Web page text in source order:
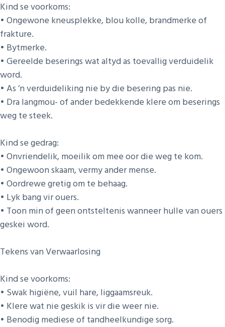
Kind se voorkoms:
• Ongewone kneusplekke, blou kolle, brandmerke of
frakture.
• Bytmerke.
• Gereelde beserings wat altyd as toevallig verduidelik
word.
• As ’n verduideliking nie by die besering pas nie.
• Dra langmou- of ander bedekkende klere om beserings
weg te steek.
Kind se gedrag:
• Onvriendelik, moeilik om mee oor die weg te kom.
• Ongewoon skaam, vermy ander mense.
• Oordrewe gretig om te behaag.
• Lyk bang vir ouers.
• Toon min of geen ontsteltenis wanneer hulle van ouers
geskei word.
Tekens van Verwaarlosing
Kind se voorkoms:
• Swak higiëne, vuil hare, liggaamsreuk.
• Klere wat nie geskik is vir die weer nie.
• Benodig mediese of tandheelkundige sorg.